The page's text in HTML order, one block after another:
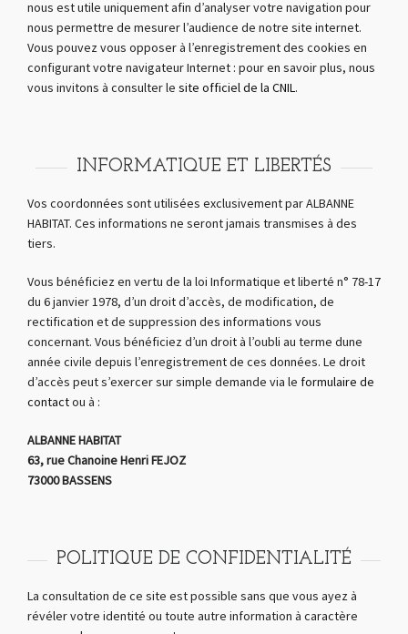
nous est utile uniquement afin d’analyser votre navigation pour
nous permettre de mesurer l’audience de notre site internet.
Vous pouvez vous opposer à l’enregistrement des cookies en
configurant votre navigateur Internet : pour en savoir plus, nous
vous invitons à consulter le site officiel de la CNIL.
INFORMATIQUE ET LIBERTÉS
Vos coordonnées sont utilisées exclusivement par ALBANNE
HABITAT. Ces informations ne seront jamais transmises à des
tiers.
Vous bénéficiez en vertu de la loi Informatique et liberté n° 78-17
du 6 janvier 1978, d’un droit d’accès, de modification, de
rectification et de suppression des informations vous
concernant. Vous bénéficiez d’un droit à l’oubli au terme dune
année civile depuis l’enregistrement de ces données. Le droit
d’accès peut s’exercer sur simple demande via le formulaire de
contactou à :
ALBANNE HABITAT
63, rue Chanoine Henri FEJOZ
73000 BASSENS
POLITIQUE DE CONFIDENTIALITÉ
La consultation de ce site est possible sans que vous ayez à
révéler votre identité ou toute autre information à caractère